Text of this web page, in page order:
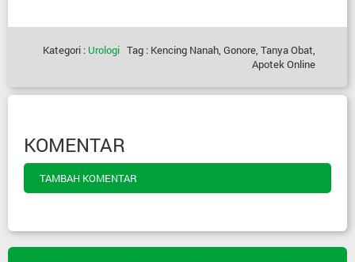
Kategori : Urologi Tag : Kencing Nanah, Gonore, Tanya Obat,
Apotek Online
KOMENTAR
TAMBAH KOMENTAR